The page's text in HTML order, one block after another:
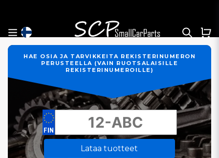
HAE OSIA JA TARVIKKEITA REKISTERINUMERON
PERUSTEELLA (VAIN RUOTSALAISILLE
REKISTERINUMEROILLE)
Lataa tuotteet